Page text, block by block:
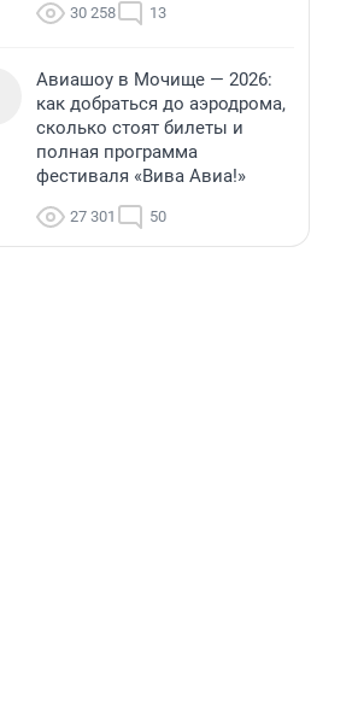
30 258 13
Авиашоу в Мочище — 2026:
как добраться до аэродрома,
сколько стоят билеты и
полная программа
фестиваля «Вива Авиа!»
27 301 50